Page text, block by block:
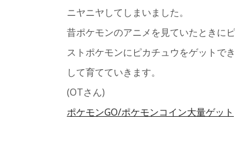
ニヤニヤしてしまいました。
昔ポケモンのアニメを見ていたときに
ストポケモンにピカチュウをゲットで
して育てていきます。
(OTさん)
ポケモンGO/ポケモンコイン大量ゲット